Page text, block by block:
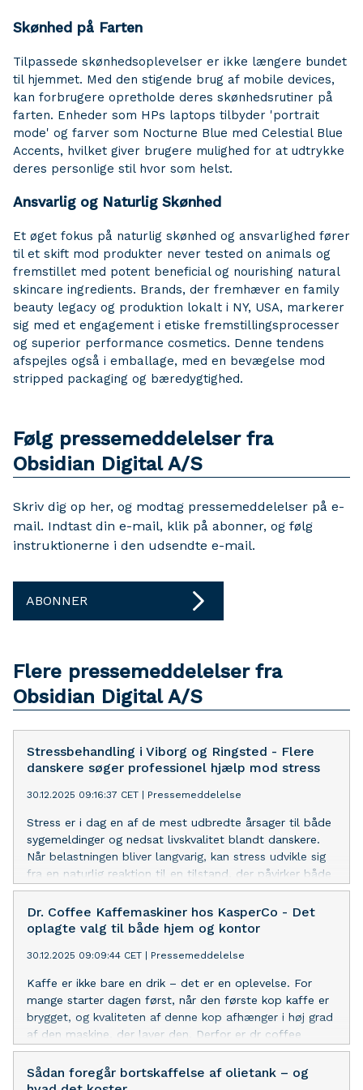
Skønhed på Farten
Tilpassede skønhedsoplevelser er ikke længere bundet
til hjemmet. Med den stigende brug af mobile devices,
kan forbrugere opretholde deres skønhedsrutiner på
farten. Enheder som HPs laptops tilbyder 'portrait
mode' og farver som Nocturne Blue med Celestial Blue
Accents, hvilket giver brugere mulighed for at udtrykke
deres personlige stil hvor som helst.
Ansvarlig og Naturlig Skønhed
Et øget fokus på naturlig skønhed og ansvarlighed fører
til et skift mod produkter never tested on animals og
fremstillet med potent beneficial og nourishing natural
skincare ingredients. Brands, der fremhæver en family
beauty legacy og produktion lokalt i NY, USA, markerer
sig med et engagement i etiske fremstillingsprocesser
og superior performance cosmetics. Denne tendens
afspejles også i emballage, med en bevægelse mod
stripped packaging og bæredygtighed.
Følg pressemeddelelser fra
Obsidian Digital A/S
Skriv dig op her, og modtag pressemeddelelser på e-
mail. Indtast din e-mail, klik på abonner, og følg
instruktionerne i den udsendte e-mail.
ABONNER
Flere pressemeddelelser fra
Obsidian Digital A/S
Stressbehandling i Viborg og Ringsted - Flere
danskere søger professionel hjælp mod stress
30.12.2025 09:16:37 CET | Pressemeddelelse
Stress er i dag en af de mest udbredte årsager til både
sygemeldinger og nedsat livskvalitet blandt danskere.
Når belastningen bliver langvarig, kan stress udvikle sig
fra en naturlig reaktion til en tilstand, der påvirker både
krop, tanker og følelser. Derfor vælger flere og flere at
søge professionel hjælp, hvor der arbejdes med både
symptomer og de bagvedliggende årsager. Hos Kimose
fokus er på ro, nærvær og individuelle forløb tilpasset
terapeutisk arbejde arbejder Kimose Terapi med en
helhedsorienteret tilgang, hvor stress ikke blot ses som
et spørgsmål om tempo, men som et signal om
dybereliggende mønstre. Målet er at hjælpe mennesker
genfinde balancen i hverdagen. Stressbehandling i rolige
Dr. Coffee Kaffemaskiner hos KasperCo - Det
oplagte valg til både hjem og kontor
30.12.2025 09:09:44 CET | Pressemeddelelse
Kaffe er ikke bare en drik – det er en oplevelse. For
mange starter dagen først, når den første kop kaffe er
brygget, og kvaliteten af denne kop afhænger i høj grad
af den maskine, der laver den. Derfor er dr coffee
kaffemaskiner blevet et populært valg hos både
kaffeentusiaster og professionelle miljøer. Høj kvalitet
og brugervenlighed i fokus En af de største fordele ved
Sådan foregår bortskaffelse af olietank – og